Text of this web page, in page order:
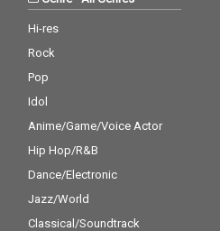
Hi-res
Rock
Pop
Idol
Anime/Game/Voice Actor
Hip Hop/R&B
Dance/Electronic
Jazz/World
Classical/Soundtrack